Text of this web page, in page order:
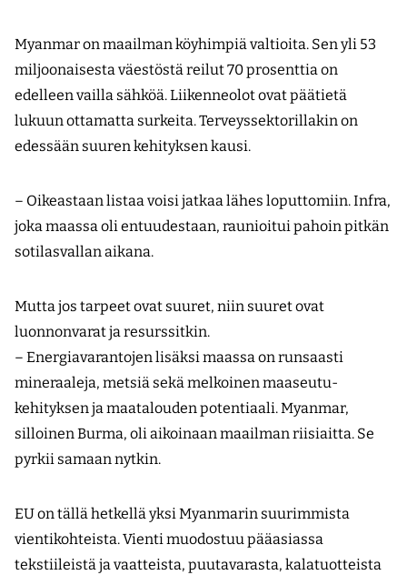
Myanmar on maailman köyhimpiä valtioita. Sen yli 53
miljoonaisesta väestöstä reilut 70 prosenttia on
edelleen vailla sähköä. Liikenneolot ovat päätietä
lukuun ottamatta surkeita. Terveyssektorillakin on
edessään suuren kehityksen kausi.
– Oikeastaan listaa voisi jatkaa lähes loputtomiin. Infra,
joka maassa oli entuudestaan, raunioitui pahoin pitkän
sotilasvallan aikana.
Mutta jos tarpeet ovat suuret, niin suuret ovat
luonnonvarat ja resurssitkin.
– Energiavarantojen lisäksi maassa on runsaasti
mineraaleja, metsiä sekä melkoinen maaseutu­
kehityksen ja maatalouden potentiaali. Myanmar,
silloinen Burma, oli aikoinaan maailman riisiaitta. Se
pyrkii samaan nytkin.
EU on tällä hetkellä yksi Myanmarin suurimmista
vientikohteista. Vienti muodostuu pääasiassa
tekstiileistä ja vaatteista, puutavarasta, kalatuotteista